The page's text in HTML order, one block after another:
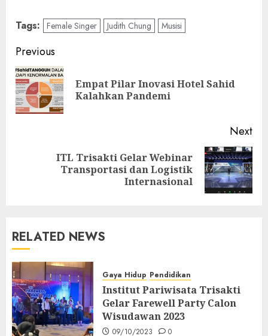
Tags: Female Singer Judith Chung Musisi
Post
navigation
Previous
Empat Pilar Inovasi Hotel Sahid
Kalahkan Pandemi
Next
ITL Trisakti Gelar Webinar
Transportasi dan Logistik
Internasional
RELATED NEWS
Gaya Hidup Pendidikan
Institut Pariwisata Trisakti
Gelar Farewell Party Calon
Wisudawan 2023
09/10/2023 0